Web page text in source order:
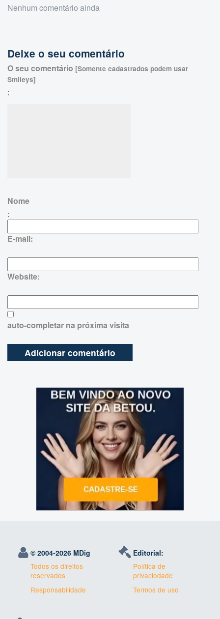
Nenhum comentário ainda
Deixe o seu comentário
O seu comentário [Somente cadastrados podem usar
Smileys]
:
Nome
:
E-mail:
Website:
auto-completar na próxima visita
© 2004-2026 MDig
Todos os direitos
reservados
Responsabilidade
Editorial:
Política de
privaciodade
Termos de uso